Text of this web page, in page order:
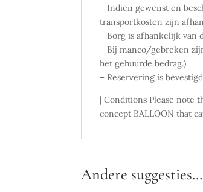
– Indien gewenst en
transportkosten zijn
– Borg is afhankelijk van
– Bij manco/gebreken
het gehuurde bedrag.)
– Reservering is
| Conditions Please note
concept BALLOON that
Andere suggesties…